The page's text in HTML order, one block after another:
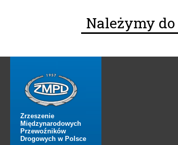
Należymy do
Zrzeszenie
Międzynarodowych
Przewoźników
Drogowych w Polsce